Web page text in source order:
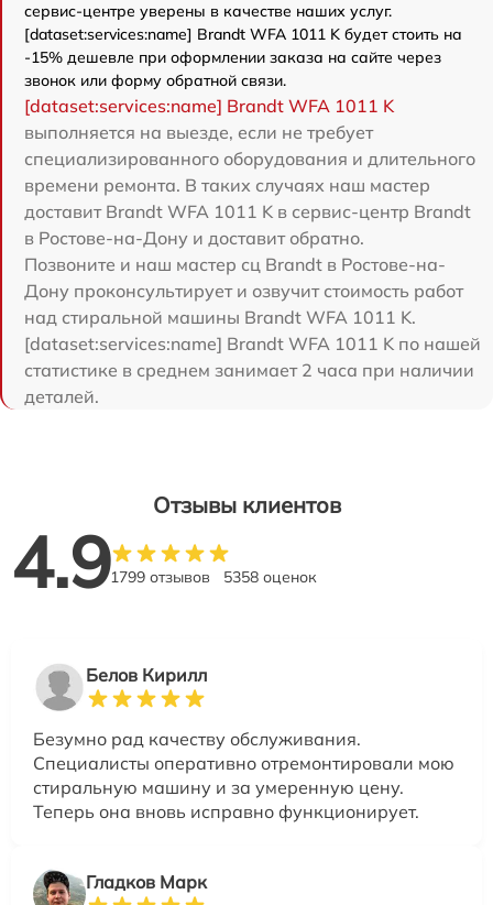
сервис-центре уверены в качестве наших услуг.
[dataset:services:name] Brandt WFA 1011 K будет стоить на
-15% дешевле при оформлении заказа на сайте через
звонок или форму обратной связи.
[dataset:services:name] Brandt WFA 1011 K
выполняется на выезде, если не требует
специализированного оборудования и длительного
времени ремонта. В таких случаях наш мастер
доставит Brandt WFA 1011 K в сервис-центр Brandt
в Ростове-на-Дону и доставит обратно.
Позвоните и наш мастер сц Brandt в Ростове-на-
Дону проконсультирует и озвучит стоимость работ
над стиральной машины Brandt WFA 1011 K.
[dataset:services:name] Brandt WFA 1011 K по нашей
статистике в среднем занимает 2 часа при наличии
деталей.
Отзывы клиентов
4.91799 отзывов 5358 оценок
Белов Кирилл
Безумно рад качеству обслуживания.
Специалисты оперативно отремонтировали мою
стиральную машину и за умеренную цену.
Теперь она вновь исправно функционирует.
Гладков Марк